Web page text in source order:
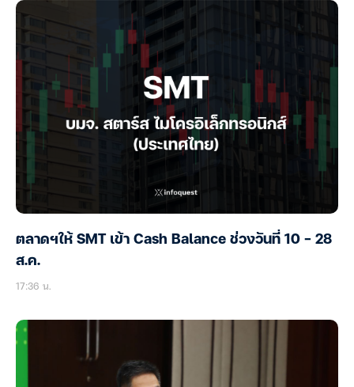
ตลาดฯให้ SMT เข้า Cash Balance ช่วงวันที่ 10 – 28
ส.ค.
17:36 น.